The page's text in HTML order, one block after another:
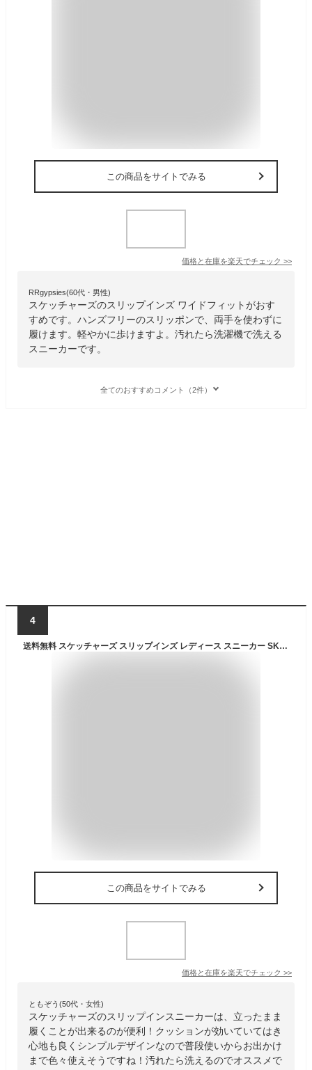
この商品をサイトでみる
価格と在庫を楽天でチェック >>
RRgypsies(60代・男性)
スケッチャーズのスリップインズ ワイドフィットがおす
すめです。ハンズフリーのスリッポンで、両手を使わずに
履けます。軽やかに歩けますよ。汚れたら洗濯機で洗える
スニーカーです。
全てのおすすめコメント（2件）
4
送料無料 スケッチャーズ スリップインズ レディース スニーカー SKECHERS GLIDE-STEP PRO｜ハンズフリー スリップイン スリップオン 立ったまま履ける レディーススリッポン 女性 スポーティ カジュアル 洗える靴 ブランド 運動靴 婦人 靴 くつ/150420
この商品をサイトでみる
価格と在庫を楽天でチェック >>
ともぞう(50代・女性)
スケッチャーズのスリップインスニーカーは、立ったまま
履くことが出来るのが便利！クッションが効いていてはき
心地も良くシンプルデザインなので普段使いからお出かけ
まで色々使えそうですね！汚れたら洗えるのでオススメで